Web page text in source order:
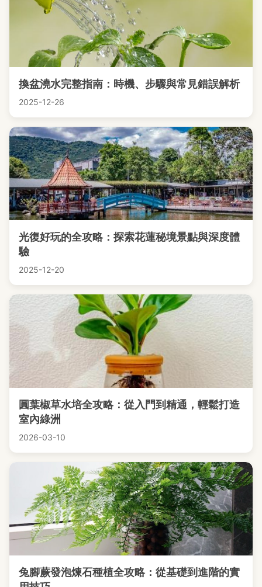
換盆澆水完整指南：時機、步驟與常見錯誤解析
2025-12-26
光復好玩的全攻略：探索花蓮秘境景點與深度體
驗
2025-12-20
圓葉椒草水培全攻略：從入門到精通，輕鬆打造
室內綠洲
2026-03-10
兔腳蕨發泡煉石種植全攻略：從基礎到進階的實